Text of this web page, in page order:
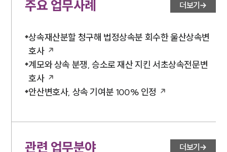
주요 업무사례 더보기
상속재산분할 청구해 법정상속분 회수한 울산상속변
호사
계모와 상속 분쟁, 승소로 재산 지킨 서초상속전문변
호사
안산변호사, 상속 기여분 100% 인정
관련 업무분야 더보기